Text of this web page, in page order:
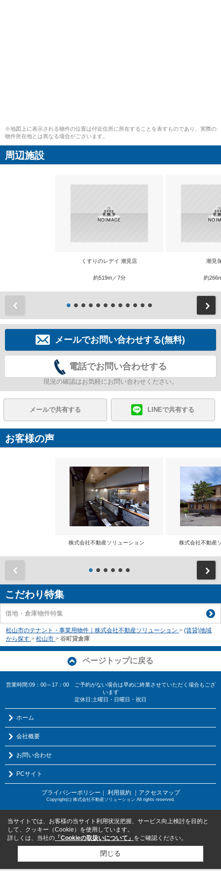
※地図上に表示される物件の位置は付近住所に所在することを表すものであり、実際の
物件所在地とは異なる場合がございます。
周辺施設
くすりのレデイ 潮見店
約519m／7分
潮見
約
メールでお問い合わせする(無料)
電話でお問い合わせする
現況の確認はお気軽にお問い合わせください。
メールで共有する LINEで共有する
お客様の声
株式会社不動産ソリューション 株式会社不動
こだわり特集
借地・倉庫物件特集
松山市のテナント・事業用物件｜株式会社不動産ソリューション > (賃貸)地域
から探す > 松山市 > 谷町貸倉庫
ページトップに戻る
営業時間:09：00～17：00 ご予約がない場合は早めに終業させていただく場合もござ
います
定休日:土曜日・日曜日・祝日
ホーム
会社概要
お問い合わせ
PCサイト
プライバシーポリシー 利用規約 ｜アクセスマップ
Copyright(c) 株式会社不動産ソリューション All rights reserved.
当サイトでは、お客様の当サイト利用状況把握、サービス向上検討を目的と
して、クッキー（Cookie）を使用しています。
詳しくは、当社の 「Cookieの取扱いについて」 をご確認ください。
閉じる